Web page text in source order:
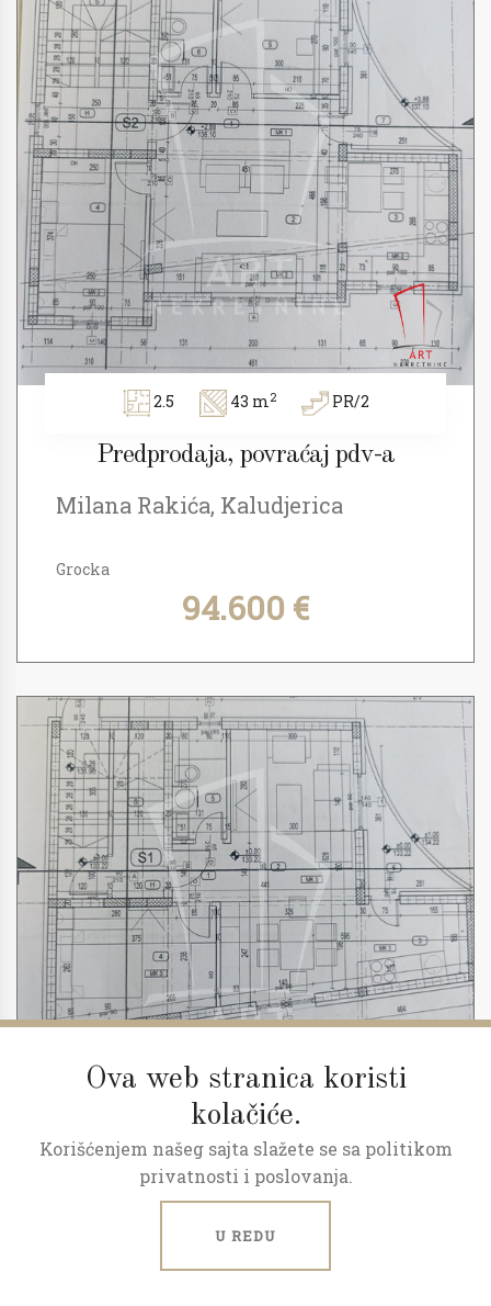
Ova web stranica koristi
kolačiće.
Korišćenjem našeg sajta slažete se sa politikom
privatnosti i poslovanja.
U REDU
2.5 43 m2 PR/2
Predprodaja, povraćaj pdv-a
Milana Rakića, Kaludjerica
Grocka
94.600 €
3.0 52 m2 1/2
Predprodaja, povraćaj pdv-a